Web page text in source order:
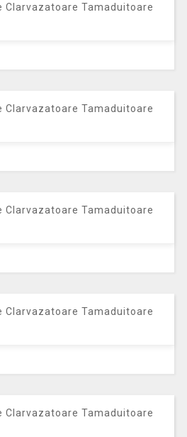
Clarvazatoare Tamaduitoare
Clarvazatoare Tamaduitoare
Clarvazatoare Tamaduitoare
Clarvazatoare Tamaduitoare
Clarvazatoare Tamaduitoare